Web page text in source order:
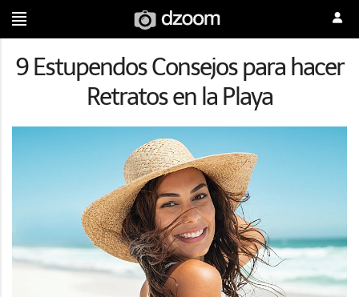
9 Estupendos Consejos para hacer
Retratos en la Playa